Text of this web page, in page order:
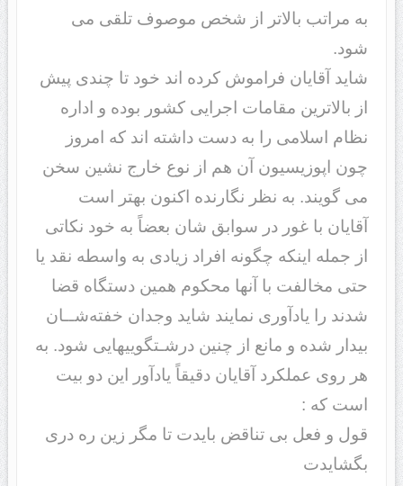
به مراتب بالاتر از شخص موصوف تلقی می
شود.
شاید آقایان فراموش کرده ­اند خود تا چندی پیش
از بالاترین مقامات اجرایی کشور بوده و اداره
نظام اسلامی را به دست داشته اند که امروز
چون اپوزیسیون آن هم از نوع خارج ­نشین سخن
می­ گویند. به نظر نگارنده اکنون بهتر است
آقایان با غور در سوابق شان بعضاً به خود نکاتی
از جمله اینکه چگونه افراد زیادی به واسطه نقد یا
حتی مخالفت با آنها محکوم همین دستگاه قضا
شدند را یادآوری نمایند شاید وجدان خفته‌شــان
بیدار شده و مانع از چنین درشـت­گویی­هایی شود. به
هر روی عملکرد آقایان دقیقاً یادآور این دو بیت
است که :
قول و فعل بی­ تناقض بایدت تا مگر زین ره دری
بگشایدت